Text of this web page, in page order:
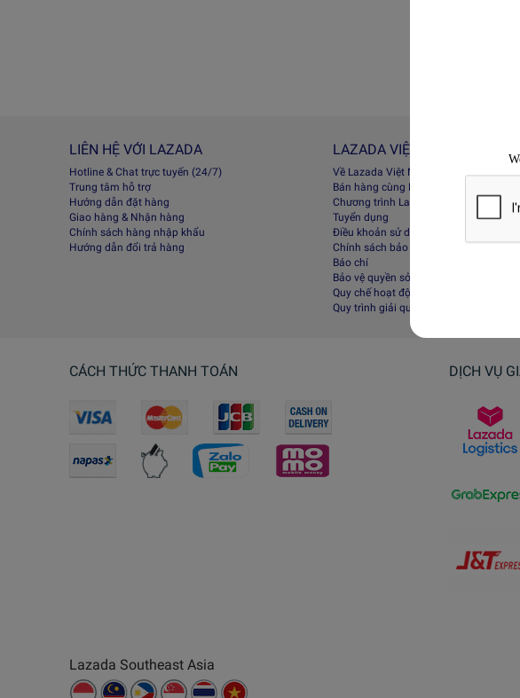
LIÊN HỆ VỚI LAZADA
Hotline & Chat trực tuyến (24/7)
Trung tâm hỗ trợ
Hướng dẫn đặt hàng
Giao hàng & Nhận hàng
Chính sách hàng nhập khẩu
Hướng dẫn đổi trả hàng
LAZADA VIỆT NAM
Về Lazada Việt Nam
Bán hàng cùng Lazada
Chương trình Lazada Afﬁliate
Tuyển dụng
Điều khoản sử dụng
Chính sách bảo mật
Báo chí
Bảo vệ quyền sở hữu trí tuệ
Quy chế hoạt động sàn Lazada
Quy trình giải quyết tranh chấp, khiếu
CÁCH THỨC THANH TOÁN DỊCH VỤ
Lazada Southeast Asia